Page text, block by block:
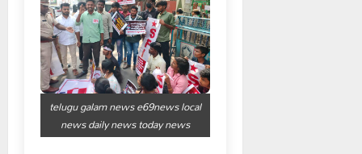
telugu galam news e69news local
news daily news today news